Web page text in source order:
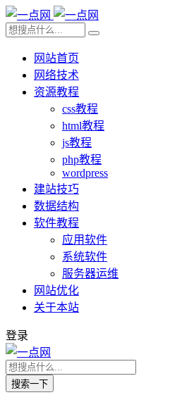
网站首页
网络技术
资源教程
css教程
html教程
js教程
php教程
wordpress
建站技巧
数据结构
软件教程
应用软件
系统软件
服务器运维
网站优化
关于本站
登录
搜索一下